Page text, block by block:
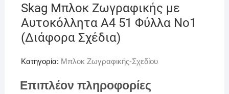
Skag Μπλοκ Ζωγραφικής με
Αυτοκόλλητα A4 51 Φύλλα Νο1
(Διάφορα Σχέδια)
Κατηγορία: Μπλοκ Ζωγραφικής-Σχεδίου
Επιπλέον πληροφορίες